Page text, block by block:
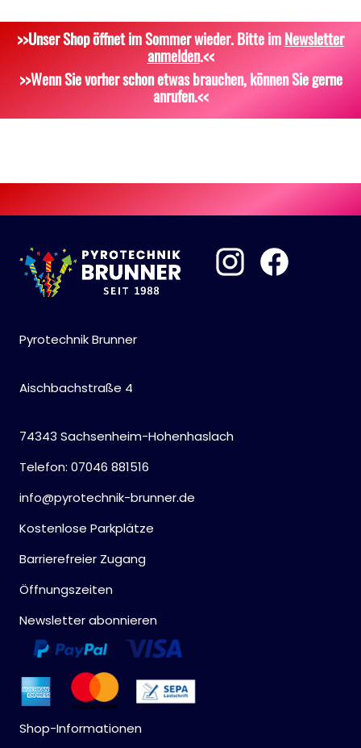
Zubehör
Attrappen
>>Unser Shop öffnet im Sommer wieder. Bitte imNewsletter
anmelden.<<
>>Wenn Sie vorher schon etwas brauchen, können Sie gerne
anrufen.<<
Pyrotechnik Brunner
Aischbachstraße 4
74343 Sachsenheim-Hohenhaslach
Telefon: 07046 881516
info@pyrotechnik-brunner.de
Kostenlose Parkplätze
Barrierefreier Zugang
Öffnungszeiten
Newsletter abonnieren
Shop-Informationen